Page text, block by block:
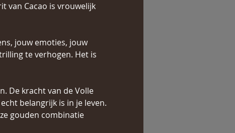
van Cacao is vrouwelijk
jouw emoties, jouw
te verhogen. Het is
De kracht van de Volle
belangrijk is in je leven.
gouden combinatie